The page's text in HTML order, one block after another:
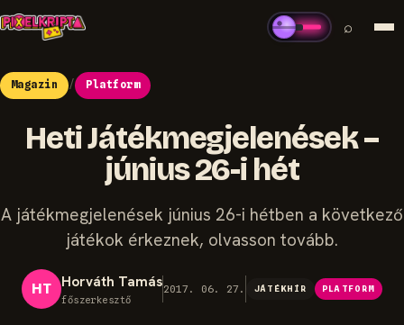
⌕
Magazin / Platform
Heti Játékmegjelenések –
június 26-i hét
A játékmegjelenések június 26-i hétben a következő
játékok érkeznek, olvasson tovább.
HT Horváth Tamás
főszerkesztő
2017. 06. 27. JÁTÉKHÍR PLATFORM